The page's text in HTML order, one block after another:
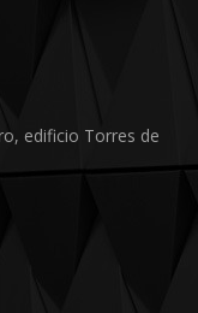
edificio Torres de